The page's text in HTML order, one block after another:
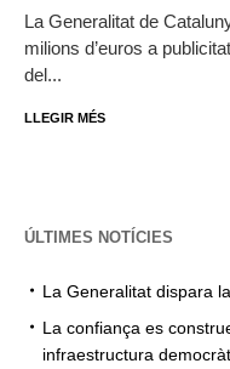
La Generalitat de
milions d’euros a
del...
LLEGIR MÉS
ÚLTIMES NOTÍCIES
La Generalitat dispara
La confiança es
infraestructura